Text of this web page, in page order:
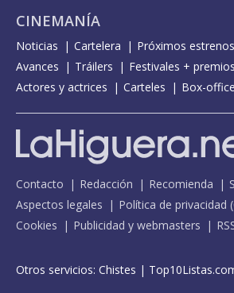
CINEMANÍA
Noticias Cartelera Próximos estrenos
Avances
Tráilers
Festivales + premios
Actores y actrices
Carteles Box-office
Contacto Redacción Recomienda
Aspectos legales
Política de privacidad (
Cookies
Publicidad y webmasters
Otros servicios: Chistes |